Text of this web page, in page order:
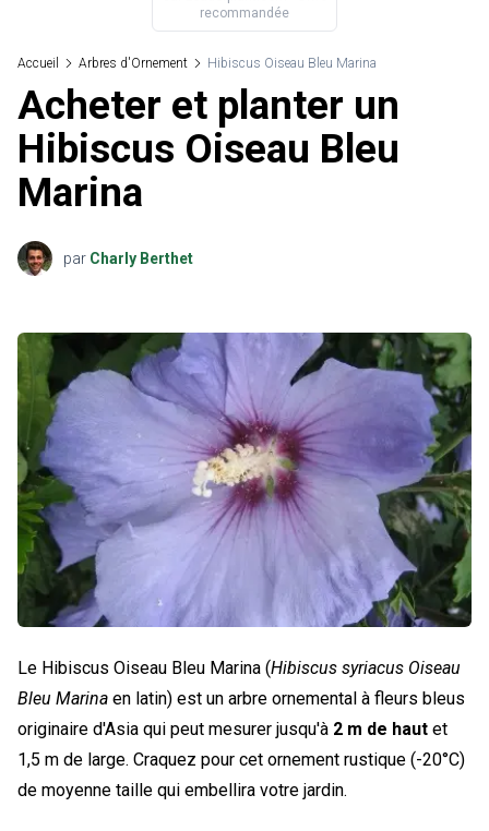
recommandée
Accueil Arbres d'Ornement Hibiscus Oiseau Bleu Marina
Acheter et planter un
Hibiscus Oiseau Bleu
Marina
par Charly Berthet
Le Hibiscus Oiseau Bleu Marina (Hibiscus syriacus Oiseau
Bleu Marina en latin) est un arbre ornemental à fleurs bleus
originaire d'Asia qui peut mesurer jusqu'à 2 m de haut et
1,5 m de large. Craquez pour cet ornement rustique (-20°C)
de moyenne taille qui embellira votre jardin.